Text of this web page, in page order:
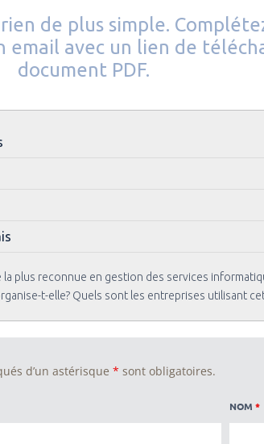
de plus simple.
email avec un lien de
document PDF.
la plus reconnue en gestion des services
t-elle? Quels sont les entreprises utilisant
d’un astérisque* sont obligatoires.
NOM*